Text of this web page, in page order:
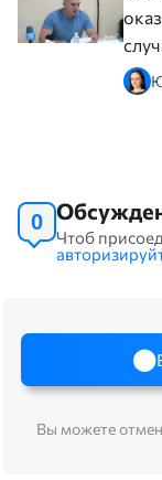
0
Чтоб
Вы можете